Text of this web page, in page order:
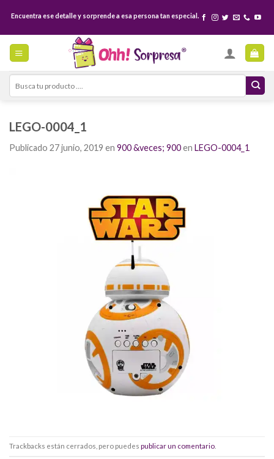
content
Encuentra ese detalle y sorprende a esa persona tan especial.
Search
for:
LEGO-0004_1
Publicado 27 junio, 2019 en 900 &veces; 900en LEGO-0004_1
Trackbacks están cerrados, pero puedes publicar un comentario